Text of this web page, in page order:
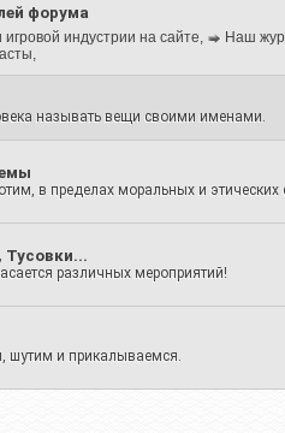
форума
игровой индустрии на сайте,
Наш
,
называть вещи своими именами.
в пределах моральных и этических
различных мероприятий!
шутим и прикалываемся.